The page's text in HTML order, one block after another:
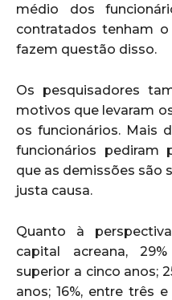
médio dos
contratados tenham
fazem questão disso.
Os pesquisadores
motivos que levaram
os funcionários. Mais
funcionários pediram
que as demissões são
justa causa.
Quanto à
capital acreana,
superior a cinco anos;
anos; 16%, entre três